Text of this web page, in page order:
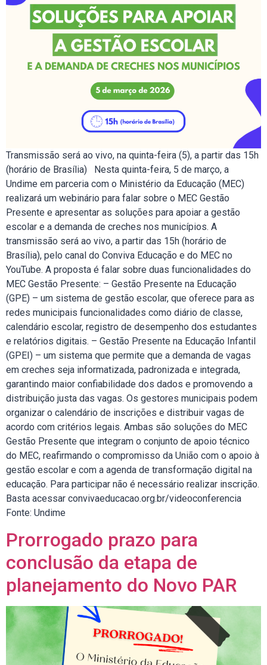
Transmissão será ao vivo, na quinta-feira (5), a partir das 15h
(horário de Brasília) Nesta quinta-feira, 5 de março, a
Undime em parceria com o Ministério da Educação (MEC)
realizará um webinário para falar sobre o MEC Gestão
Presente e apresentar as soluções para apoiar a gestão
escolar e a demanda de creches nos municípios. A
transmissão será ao vivo, a partir das 15h (horário de
Brasília), pelo canal do Conviva Educação e do MEC no
YouTube. A proposta é falar sobre duas funcionalidades do
MEC Gestão Presente: – Gestão Presente na Educação
(GPE) – um sistema de gestão escolar, que oferece para as
redes municipais funcionalidades como diário de classe,
calendário escolar, registro de desempenho dos estudantes
e relatórios digitais. – Gestão Presente na Educação Infantil
(GPEI) – um sistema que permite que a demanda de vagas
em creches seja informatizada, padronizada e integrada,
garantindo maior confiabilidade dos dados e promovendo a
distribuição justa das vagas. Os gestores municipais podem
organizar o calendário de inscrições e distribuir vagas de
acordo com critérios legais. Ambas são soluções do MEC
Gestão Presente que integram o conjunto de apoio técnico
do MEC, reafirmando o compromisso da União com o apoio à
gestão escolar e com a agenda de transformação digital na
educação. Para participar não é necessário realizar inscrição.
Basta acessar convivaeducacao.org.br/videoconferencia
Fonte: Undime
Prorrogado prazo para
conclusão da etapa de
planejamento do Novo PAR